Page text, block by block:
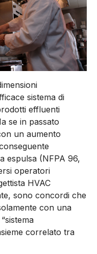
sistema di
effluenti
se in passato
un aumento
espulsa (NFPA 96,
operatori
HVAC
sono concordi che
con una
correlato tra